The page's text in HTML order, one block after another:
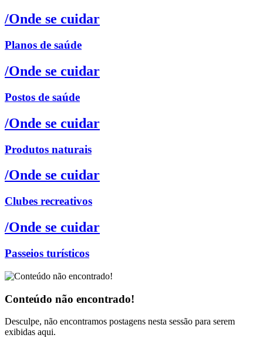
/Onde se cuidar
Planos de saúde
/Onde se cuidar
Postos de saúde
/Onde se cuidar
Produtos naturais
/Onde se cuidar
Clubes recreativos
/Onde se cuidar
Passeios turísticos
Conteúdo não encontrado!
Desculpe, não encontramos postagens nesta sessão para serem
exibidas aqui.